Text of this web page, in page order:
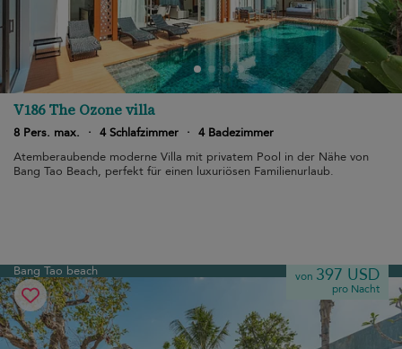
V186 The Ozone villa
8 Pers. max. · 4 Schlafzimmer · 4 Badezimmer
Atemberaubende moderne Villa mit privatem Pool in der Nähe von
Bang Tao Beach, perfekt für einen luxuriösen Familienurlaub.
Bang Tao beach von 397 USD
pro Nacht